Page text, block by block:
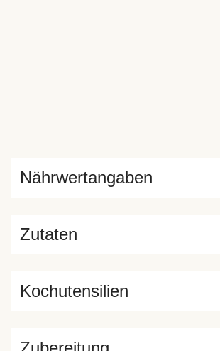
Zutaten
Nährwertangaben
Kochutensilien